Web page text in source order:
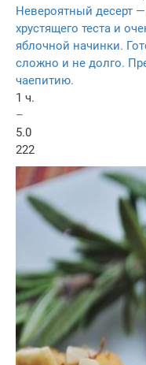
Невероятный десерт
хрустящего теста и
яблочной начинки.
сложно и не долго.
чаепитию.
1 ч.
–
5.0
222